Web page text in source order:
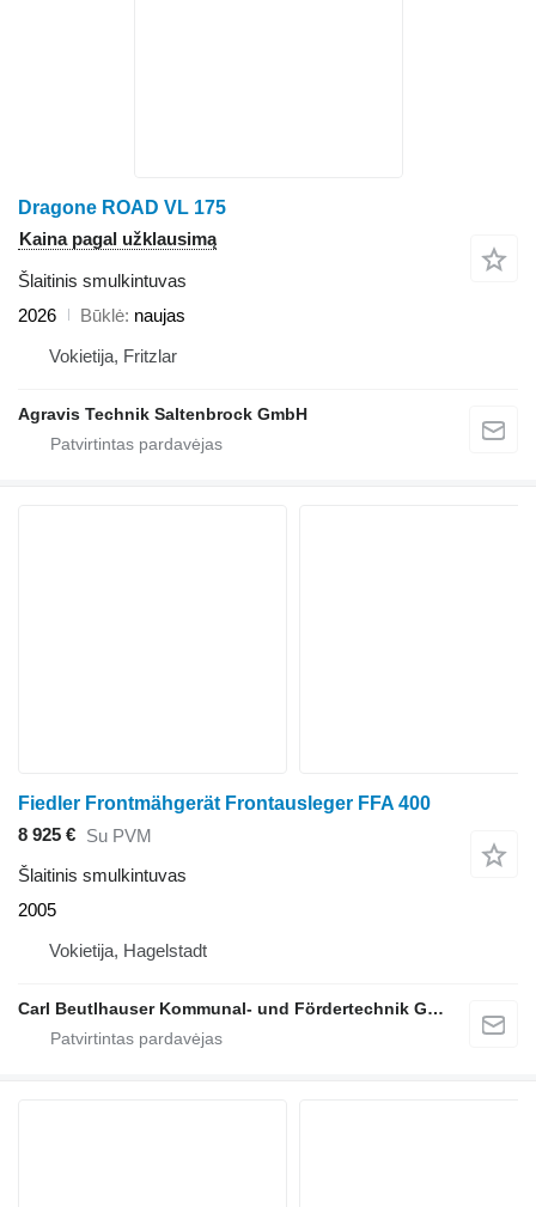
Dragone ROAD VL 175
Kaina pagal užklausimą
Šlaitinis smulkintuvas
2026
Būklė naujas
Vokietija, Fritzlar
Agravis Technik Saltenbrock GmbH
Fiedler Frontmähgerät Frontausleger FFA 400
8 925 € Su PVM
Šlaitinis smulkintuvas
2005
Vokietija, Hagelstadt
Carl Beutlhauser Kommunal- und Fördertechnik GmbH & Co. KG